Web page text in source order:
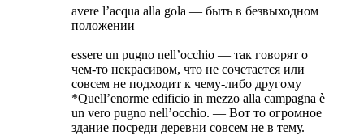
avere l’acqua alla gola — быть в безвыходном
положении
essere un pugno nell’occhio — так говорят о
чем-то некрасивом, что не сочетается или
совсем не подходит к чему-либо другому
*Quell’enorme edificio in mezzo alla campagna è
un vero pugno nell’occhio. — Вот то огромное
здание посреди деревни совсем не в тему.